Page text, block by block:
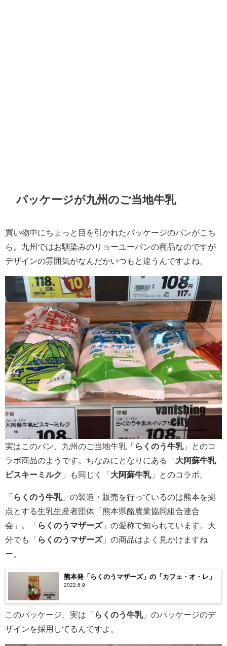
パッケージが九州のご当地牛乳
買い物中にちょっと目を引かれたパッケージのパンがこち
ら。九州ではお馴染みのリョーユーパンの商品なのですが
デザインの雰囲気がなんだかいつもと違うんですよね。
実はこのパン、九州のご当地牛乳「 らくのう牛乳」とのコ
ラボ商品のようです。ちなみにとなりにある「 大阿蘇牛乳
ビスキーミルク 」も同じく「 大阿蘇牛乳」とのコラボ。
「 らくのう牛乳」の製造・販売を行っているのは熊本を拠
点とする生乳生産者団体「熊本県酪農業協同組合連合
会」。「 らくのうマザーズ」の愛称で知られています。大
分でも「 らくのうマザーズ」の商品はよく見かけますね
ー。
熊本発「らくのうマザーズ」の「カフェ・オ・レ」
2022.6.9
このパッケージ、実は「 らくのう牛乳」のパッケージのデ
ザインを採用してるんですよ。